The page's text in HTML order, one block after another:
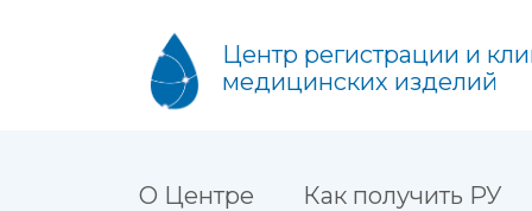
Центр регистрации и
медицинских изделий
О Центре Как получить РУ